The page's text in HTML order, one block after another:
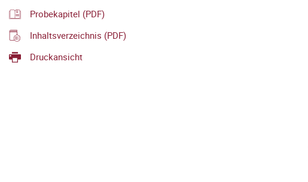
Probekapitel (PDF)
Inhaltsverzeichnis (PDF)
Druckansicht